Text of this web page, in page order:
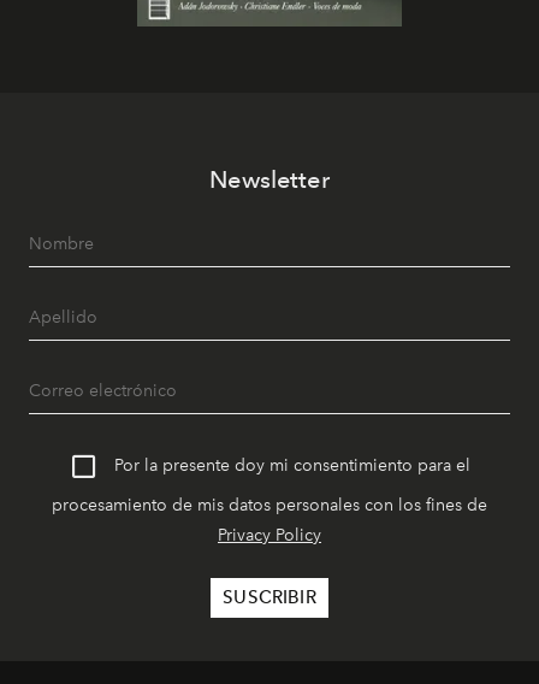
Newsletter
Por la presente doy mi consentimiento para el
procesamiento de mis datos personales con los fines de
Privacy Policy